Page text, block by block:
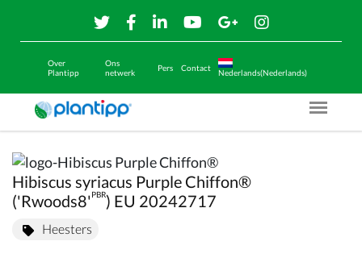
Over
Plantipp
Ons
netwerk
Pers Contact
Nederlands(Nederlands)
Menu
Hibiscus syriacus Purple Chiffon®
('Rwoods8' PBR) EU 20242717
Heesters